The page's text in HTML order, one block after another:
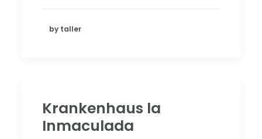
by taller
Krankenhaus la
Inmaculada